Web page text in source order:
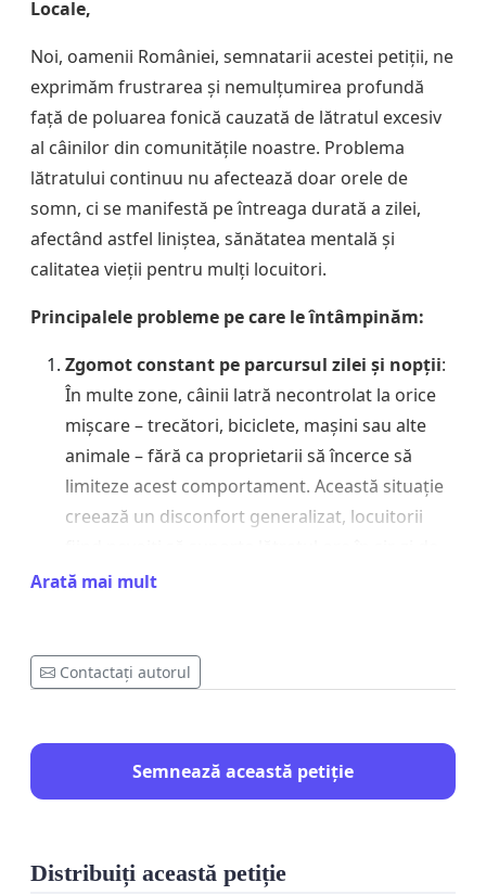
Locale,
Noi, oamenii României, semnatarii acestei petiții, ne
exprimăm frustrarea și nemulțumirea profundă
față de poluarea fonică cauzată de lătratul excesiv
al câinilor din comunitățile noastre. Problema
lătratului continuu nu afectează doar orele de
somn, ci se manifestă pe întreaga durată a zilei,
afectând astfel liniștea, sănătatea mentală și
calitatea vieții pentru mulți locuitori.
Principalele probleme pe care le întâmpinăm:
Zgomot constant pe parcursul zilei și nopții:
În multe zone, câinii latră necontrolat la orice
mișcare – trecători, biciclete, mașini sau alte
animale – fără ca proprietarii să încerce să
limiteze acest comportament. Această situație
creează un disconfort generalizat, locuitorii
zi.
Zgomotul este prezent atât în timpul zilei, cât și
noaptea, ceea ce împiedică odihna, lucrul de
ale oamenilor. Oamenii care respectă liniștea
publică nu ar trebui să fie obligați să trăiască
într-un mediu haotic și zgomotos din cauza
Lipsa de control și neînțelegerea problemei
Arată mai mult
Contactați autorul
Semnează această petiție
Distribuiți această petiție